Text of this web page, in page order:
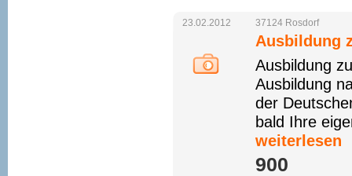
23.02.2012 37124 Rosdorf
Ausbildung
Ausbildung
Ausbildung
der
bald Ihre
weiterlesen
900 